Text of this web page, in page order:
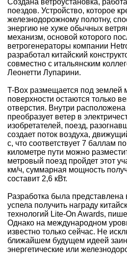
поездов. Устройство, которое
железнодорожному полотну,
энергию не хуже обычных
механизм, основой которого
ветрогенераторы компании
разработал китайский
совместно с итальянским
Леонетти Лупарини.
T-Box размещается под
поверхности остаются только
отверстия. Внутри расположена
преобразует ветер в
изобретателей, поезд,
создает поток воздуха,
с, что соответствует 7 баллам
километре пути можно
метровый поезд пройдет этот
км/ч, суммарная мощность
составит 2,6 кВт.
Разработка была
успела получить награду
технологий Lite-On Awards,
Однако на международном
известно только сейчас. Не
ближайшем будущем идеей
энергетические или